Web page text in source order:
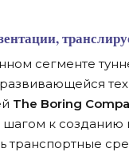
сегменте
The Boring
к созданию
транспортные